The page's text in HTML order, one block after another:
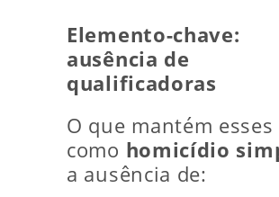
Elemento-chave:
ausência de
qualificadoras
O que mantém esses
como homicídio
a ausência de: